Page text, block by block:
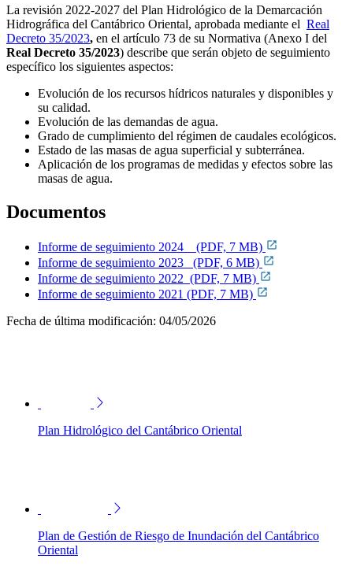
La revisión 2022-2027 del Plan Hidrológico de la Demarcación
Hidrográfica del Cantábrico Oriental, aprobada mediante el Real
Decreto 35/2023, en el artículo 73 de su Normativa (Anexo I del
Real Decreto 35/2023) describe que serán objeto de seguimiento
específico los siguientes aspectos:
Evolución de los recursos hídricos naturales y disponibles y
su calidad.
Evolución de las demandas de agua.
Grado de cumplimiento del régimen de caudales ecológicos.
Estado de las masas de agua superficial y subterránea.
Aplicación de los programas de medidas y efectos sobre las
masas de agua.
Documentos
Informe de seguimiento 2024 (PDF, 7 MB)
Informe de seguimiento 2023 (PDF, 6 MB)
Informe de seguimiento 2022 (PDF, 7 MB)
Informe de seguimiento 2021 (PDF, 7 MB)
Fecha de última modificación: 04/05/2026
Plan Hidrológico del Cantábrico Oriental
Plan de Gestión de Riesgo de Inundación del Cantábrico
Oriental